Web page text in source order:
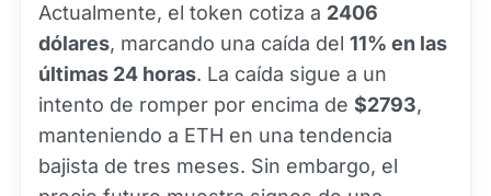
Actualmente, el token cotiza a 2406
dólares, marcando una caída del 11% en las
últimas 24 horas. La caída sigue a un
intento de romper por encima de $2793,
manteniendo a ETH en una tendencia
bajista de tres meses. Sin embargo, el